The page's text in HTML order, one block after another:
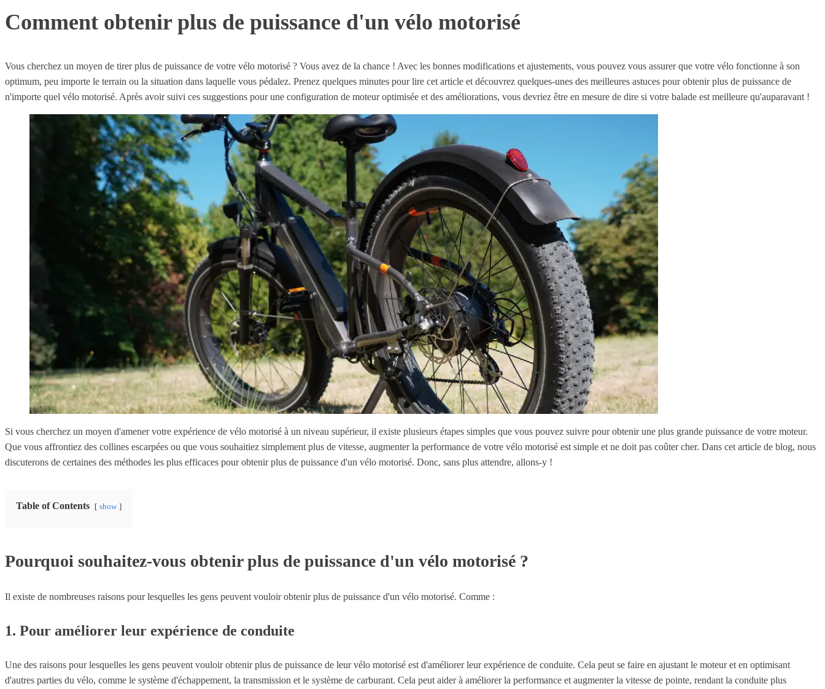
Comment obtenir plus de puissance d'un vélo motorisé
Vous cherchez un moyen de tirer plus de puissance de votre vélo motorisé ? Vous avez de la chance ! Avec les bonnes modifications et ajustements, vous pouvez vous assurer que votre vélo fonctionne à son
optimum, peu importe le terrain ou la situation dans laquelle vous pédalez. Prenez quelques minutes pour lire cet article et découvrez quelques-unes des meilleures astuces pour obtenir plus de puissance de
n'importe quel vélo motorisé. Après avoir suivi ces suggestions pour une configuration de moteur optimisée et des améliorations, vous devriez être en mesure de dire si votre balade est meilleure qu'auparavant !
Si vous cherchez un moyen d'amener votre expérience de vélo motorisé à un niveau supérieur, il existe plusieurs étapes simples que vous pouvez suivre pour obtenir une plus grande puissance de votre moteur.
Que vous affrontiez des collines escarpées ou que vous souhaitiez simplement plus de vitesse, augmenter la performance de votre vélo motorisé est simple et ne doit pas coûter cher. Dans cet article de blog, nous
discuterons de certaines des méthodes les plus efficaces pour obtenir plus de puissance d'un vélo motorisé. Donc, sans plus attendre, allons-y !
Table of Contents show
Pourquoi souhaitez-vous obtenir plus de puissance d'un vélo motorisé ?
Il existe de nombreuses raisons pour lesquelles les gens peuvent vouloir obtenir plus de puissance d'un vélo motorisé. Comme :
1. Pour améliorer leur expérience de conduite
Une des raisons pour lesquelles les gens peuvent vouloir obtenir plus de puissance de leur vélo motorisé est d'améliorer leur expérience de conduite. Cela peut se faire en ajustant le moteur et en optimisant
d'autres parties du vélo, comme le système d'échappement, la transmission et le système de carburant. Cela peut aider à améliorer la performance et augmenter la vitesse de pointe, rendant la conduite plus